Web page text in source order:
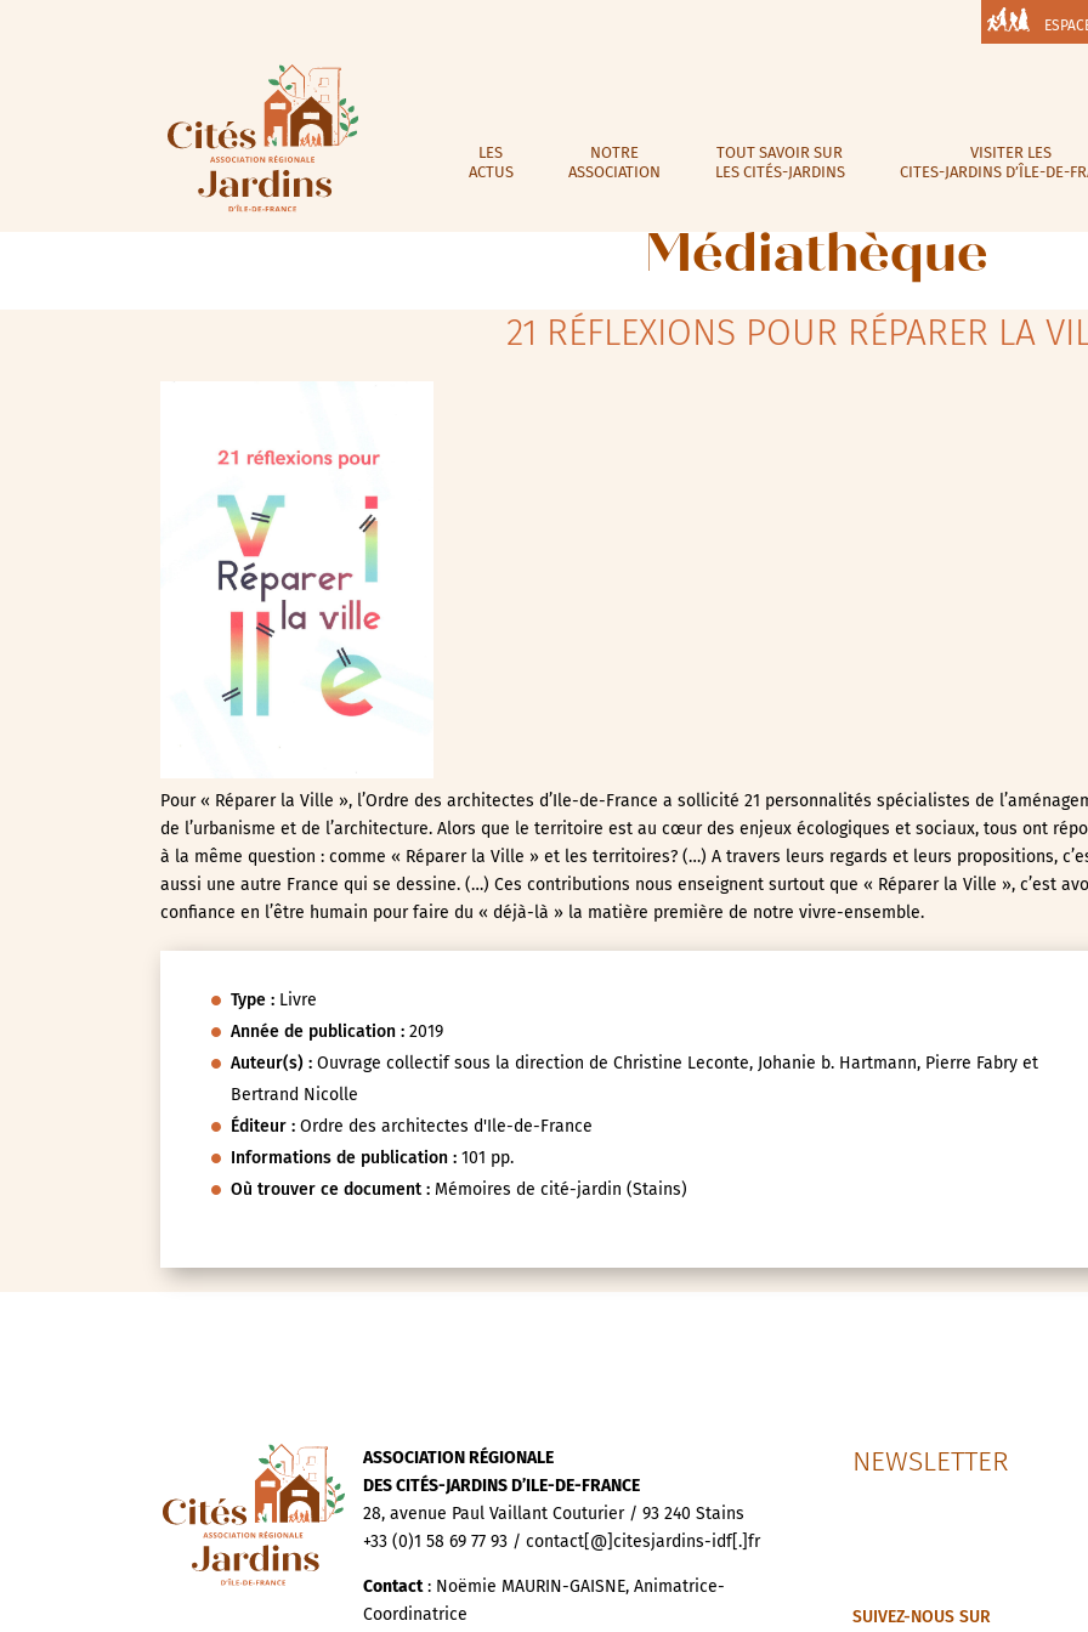
LES
ACTUS
NOTRE
ASSOCIATION
TOUT SAVOIR SUR
LES CITÉS-JARDINS
VISITER LES
CITES-JARDINS D’ÎLE-DE-
Médiathèque
21 RÉFLEXIONS POUR RÉPARER LA
Pour « Réparer la Ville », l’Ordre des architectes d’Ile-de-France a sollicité 21 personnalités spécialistes de
de l’urbanisme et de l’architecture. Alors que le territoire est au cœur des enjeux écologiques et sociaux, tous ont
à la même question : comme « Réparer la Ville » et les territoires? (…) A travers leurs regards et leurs propositions,
aussi une autre France qui se dessine. (…) Ces contributions nous enseignent surtout que « Réparer la Ville », c’est
confiance en l’être humain pour faire du « déjà-là » la matière première de notre vivre-ensemble.
Type : Livre
Année de publication : 2019
Auteur(s) : Ouvrage collectif sous la direction de Christine Leconte, Johanie b. Hartmann, Pierre Fabry et
Bertrand Nicolle
Éditeur : Ordre des architectes d'Ile-de-France
Informations de publication : 101 pp.
Où trouver ce document : Mémoires de cité-jardin (Stains)
ASSOCIATION RÉGIONALE
DES CITÉS-JARDINS D’ILE-DE-FRANCE
28, avenue Paul Vaillant Couturier / 93 240 Stains
+33 (0)1 58 69 77 93 / contact[@]citesjardins-idf[.]fr
Contact: Noëmie MAURIN-GAISNE, Animatrice-
Coordinatrice
NEWSLETTER
SUIVEZ-NOUS SUR